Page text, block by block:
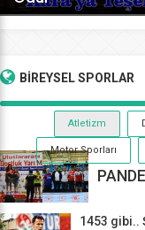
BİREYSELSPORLAR
Atletizm
Motor Sporları
1453 gibi..